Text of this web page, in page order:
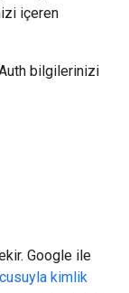
içeren
bilgilerinizi
Google ile
kimlik